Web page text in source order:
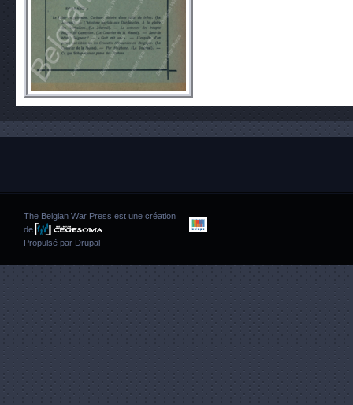
The Belgian War Press est une création
de
Propulsé par Drupal